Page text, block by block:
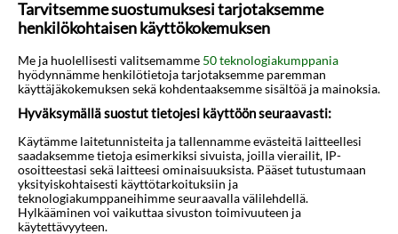
◀︎
Tarvitsemme suostumuksesi tarjotaksemme
henkilökohtaisen käyttökokemuksen
Me ja huolellisesti valitsemamme 50 teknologiakumppania
hyödynnämme henkilötietoja tarjotaksemme paremman
käyttäjäkokemuksen sekä kohdentaaksemme sisältöä ja mainoksia.
Hyväksymällä suostut tietojesi käyttöön seuraavasti:
Käytämme laitetunnisteita ja tallennamme evästeitä laitteellesi
saadaksemme tietoja esimerkiksi sivuista, joilla vierailit, IP-
osoitteestasi sekä laitteesi ominaisuuksista. Pääset tutustumaan
yksityiskohtaisesti käyttötarkoituksiin ja
teknologiakumppaneihimme seuraavalla välilehdellä.
Hylkääminen voi vaikuttaa sivuston toimivuuteen ja
käytettävyyteen.